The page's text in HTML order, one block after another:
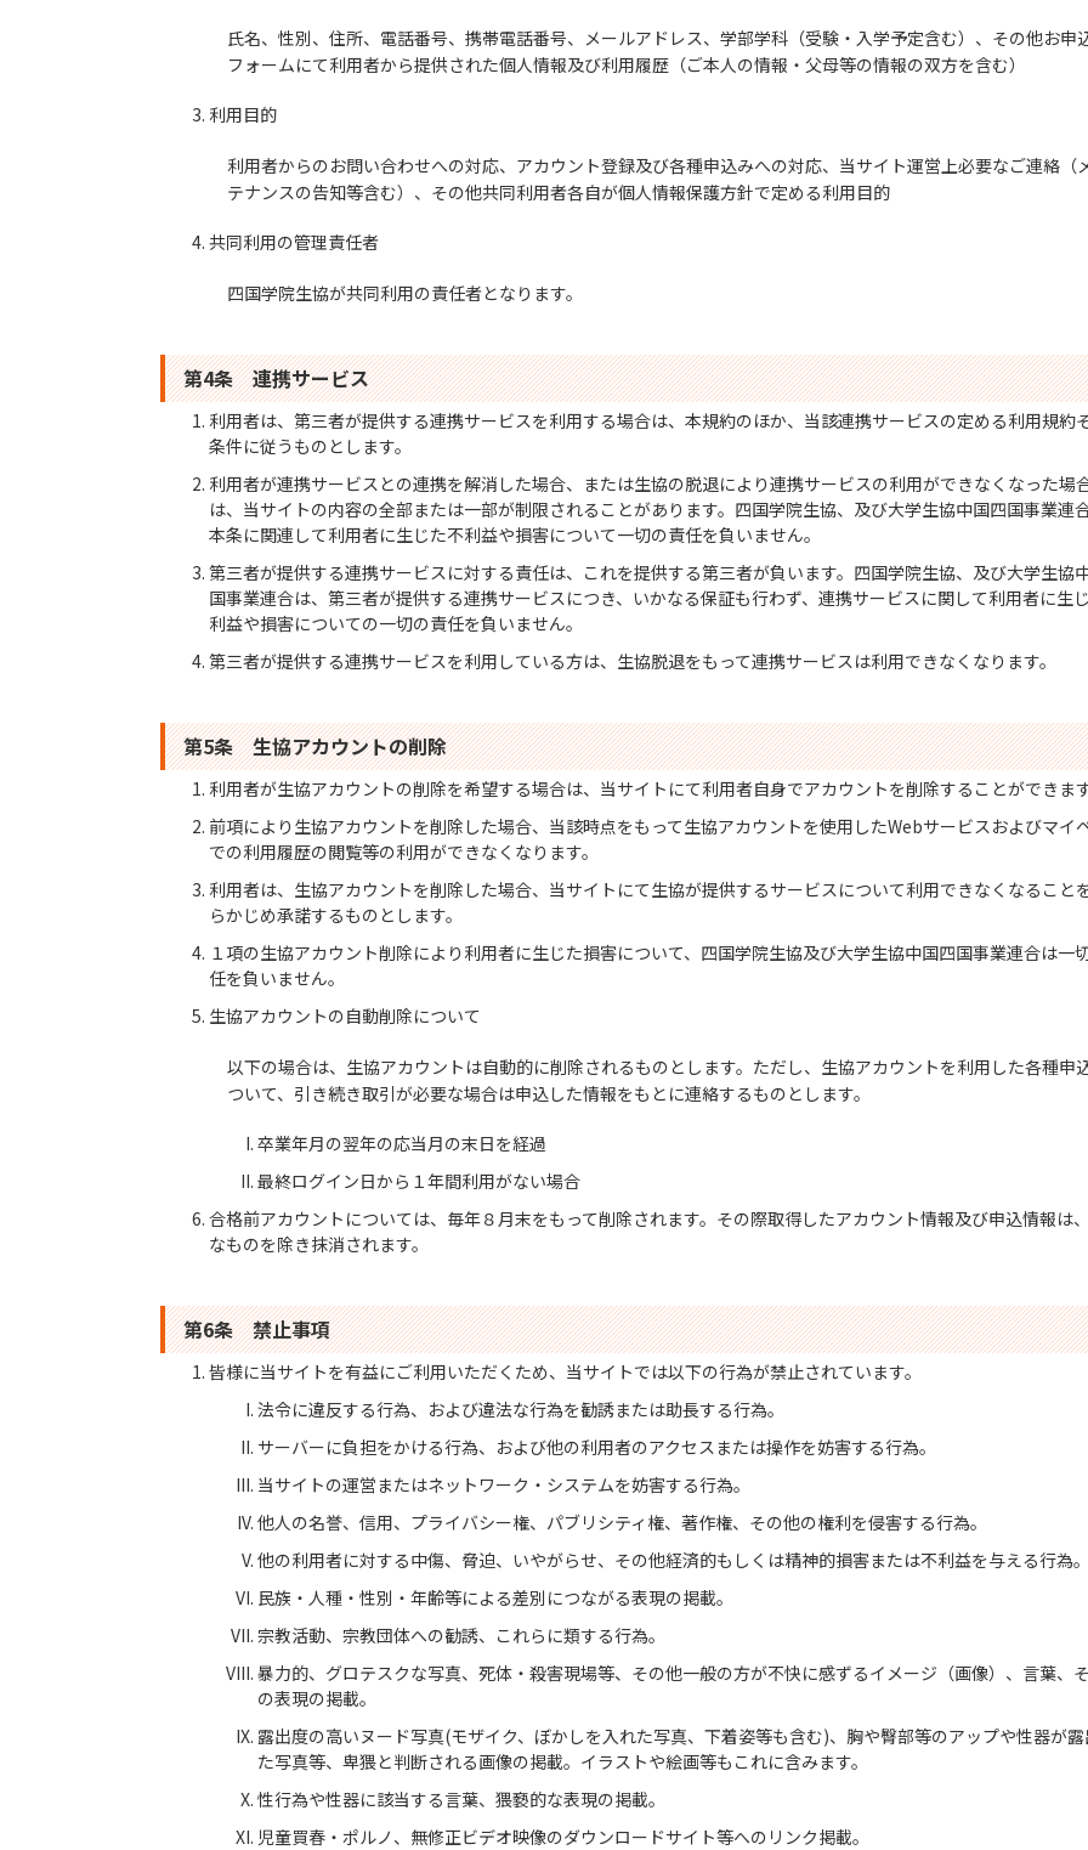
氏名、性別、住所、電話番号、携帯電話番号、メールアドレス、学部学科（受験・入学予定含む）、その他お申
フォームにて利用者から提供された個人情報及び利用履歴（ご本人の情報・父母等の情報の双方を含む）
利用目的
利用者からのお問い合わせへの対応、アカウント登録及び各種申込みへの対応、当サイト運営上必要なご連絡（
テナンスの告知等含む）、その他共同利用者各自が個人情報保護方針で定める利用目的
共同利用の管理責任者
四国学院生協が共同利用の責任者となります。
第4条 連携サービス
利用者は、第三者が提供する連携サービスを利用する場合は、本規約のほか、当該連携サービスの定める利用規約
条件に従うものとします。
利用者が連携サービスとの連携を解消した場合、または生協の脱退により連携サービスの利用ができなくなった場
は、当サイトの内容の全部または一部が制限されることがあります。四国学院生協、及び大学生協中国四国事業連合
本条に関連して利用者に生じた不利益や損害について一切の責任を負いません。
第三者が提供する連携サービスに対する責任は、これを提供する第三者が負います。四国学院生協、及び大学生協
国事業連合は、第三者が提供する連携サービスにつき、いかなる保証も行わず、連携サービスに関して利用者に生
利益や損害についての一切の責任を負いません。
第三者が提供する連携サービスを利用している方は、生協脱退をもって連携サービスは利用できなくなります。
第5条 生協アカウントの削除
利用者が生協アカウントの削除を希望する場合は、当サイトにて利用者自身でアカウントを削除することができます
前項により生協アカウントを削除した場合、当該時点をもって生協アカウントを使用したWebサービスおよびマイ
での利用履歴の閲覧等の利用ができなくなります。
利用者は、生協アカウントを削除した場合、当サイトにて生協が提供するサービスについて利用できなくなること
らかじめ承諾するものとします。
１項の生協アカウント削除により利用者に生じた損害について、四国学院生協及び大学生協中国四国事業連合は一
任を負いません。
生協アカウントの自動削除について
以下の場合は、生協アカウントは自動的に削除されるものとします。ただし、生協アカウントを利用した各種申
ついて、引き続き取引が必要な場合は申込した情報をもとに連絡するものとします。
卒業年月の翌年の応当月の末日を経過
最終ログイン日から１年間利用がない場合
合格前アカウントについては、毎年８月末をもって削除されます。その際取得したアカウント情報及び申込情報は
なものを除き抹消されます。
第6条 禁止事項
皆様に当サイトを有益にご利用いただくため、当サイトでは以下の行為が禁止されています。
法令に違反する行為、および違法な行為を勧誘または助長する行為。
サーバーに負担をかける行為、および他の利用者のアクセスまたは操作を妨害する行為。
当サイトの運営またはネットワーク・システムを妨害する行為。
他人の名誉、信用、プライバシー権、パブリシティ権、著作権、その他の権利を侵害する行為。
他の利用者に対する中傷、脅迫、いやがらせ、その他経済的もしくは精神的損害または不利益を与える行為。
民族・人種・性別・年齢等による差別につながる表現の掲載。
宗教活動、宗教団体への勧誘、これらに類する行為。
暴力的、グロテスクな写真、死体・殺害現場等、その他一般の方が不快に感ずるイメージ（画像）、言葉、
の表現の掲載。
露出度の高いヌード写真(モザイク、ぼかしを入れた写真、下着姿等も含む)、胸や臀部等のアップや性器が露
た写真等、卑猥と判断される画像の掲載。イラストや絵画等もこれに含みます。
性行為や性器に該当する言葉、猥褻的な表現の掲載。
児童買春・ポルノ、無修正ビデオ映像のダウンロードサイト等へのリンク掲載。